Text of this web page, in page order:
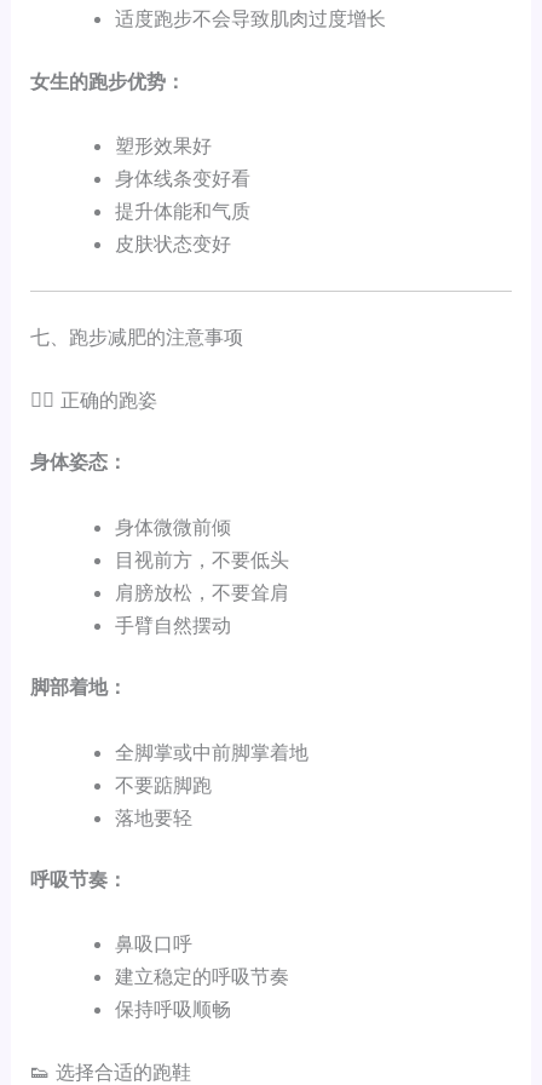
适度跑步不会导致肌肉过度增长
女生的跑步优势：
塑形效果好
身体线条变好看
提升体能和气质
皮肤状态变好
七、跑步减肥的注意事项
🏃‍♂️ 正确的跑姿
身体姿态：
身体微微前倾
目视前方，不要低头
肩膀放松，不要耸肩
手臂自然摆动
脚部着地：
全脚掌或中前脚掌着地
不要踮脚跑
落地要轻
呼吸节奏：
鼻吸口呼
建立稳定的呼吸节奏
保持呼吸顺畅
👟 选择合适的跑鞋